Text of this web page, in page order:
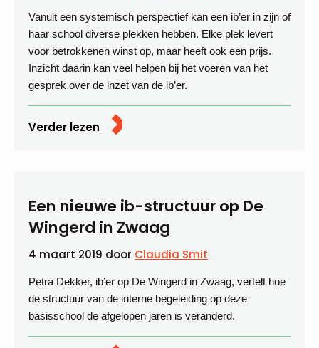
Vanuit een systemisch perspectief kan een ib’er in zijn of
haar school diverse plekken hebben. Elke plek levert
voor betrokkenen winst op, maar heeft ook een prijs.
Inzicht daarin kan veel helpen bij het voeren van het
gesprek over de inzet van de ib’er.
Verder lezen
Een nieuwe ib-structuur op De
Wingerd in Zwaag
4 maart 2019 door Claudia Smit
Petra Dekker, ib’er op De Wingerd in Zwaag, vertelt hoe
de structuur van de interne begeleiding op deze
basisschool de afgelopen jaren is veranderd.